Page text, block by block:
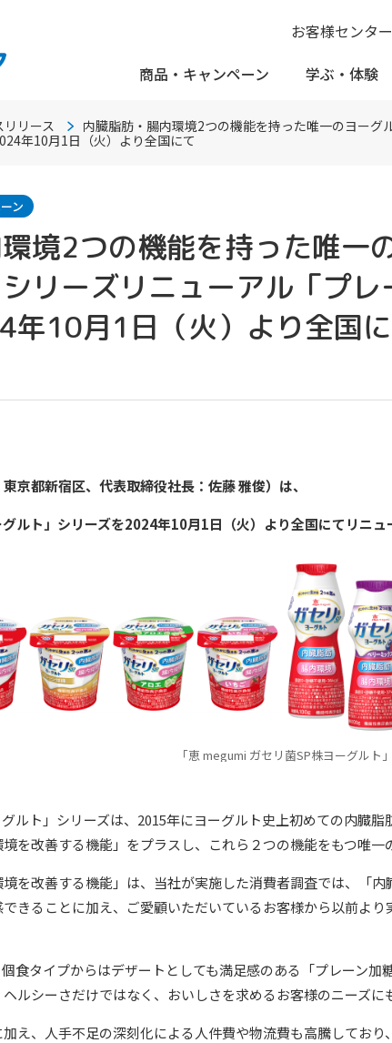
商品・ キャンペーン 学ぶ・ 体験
お客様センター
リリース
内臓脂肪・腸内環境2つの機能を持った唯一のヨーグ
年10月1日（火）より全国にて
ン
境2つの機能を持った唯一
リーズリニューアル「プ
年10月1日（火）より全国
京都新宿区、代表取締役社長：佐藤 雅俊）は、
ルト」シリーズを2024年10月1日（火）より全国にてリニュ
「恵 megumi ガセリ菌SP株ヨーグルト
ルト」シリーズは、2015年にヨーグルト史上初めての内臓
を改善する機能」をプラスし、これら２つの機能をもつ唯一
を改善する機能」は、当社が実施した消費者調査では、「
きることに加え、ご愛顧いただいているお客様から以前よ
食タイプからはデザートとしても満足感のある「プレーン
ルシーさだけではなく、おいしさを求めるお客様のニーズに
え、人手不足の深刻化による人件費や物流費も高騰してお